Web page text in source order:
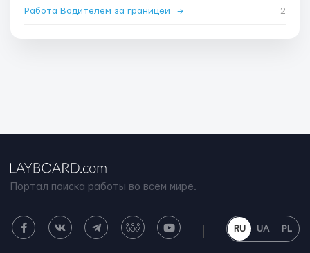
Работа Водителем за границей → 2
Портал поиска работы во всем мире.
RU UA PL